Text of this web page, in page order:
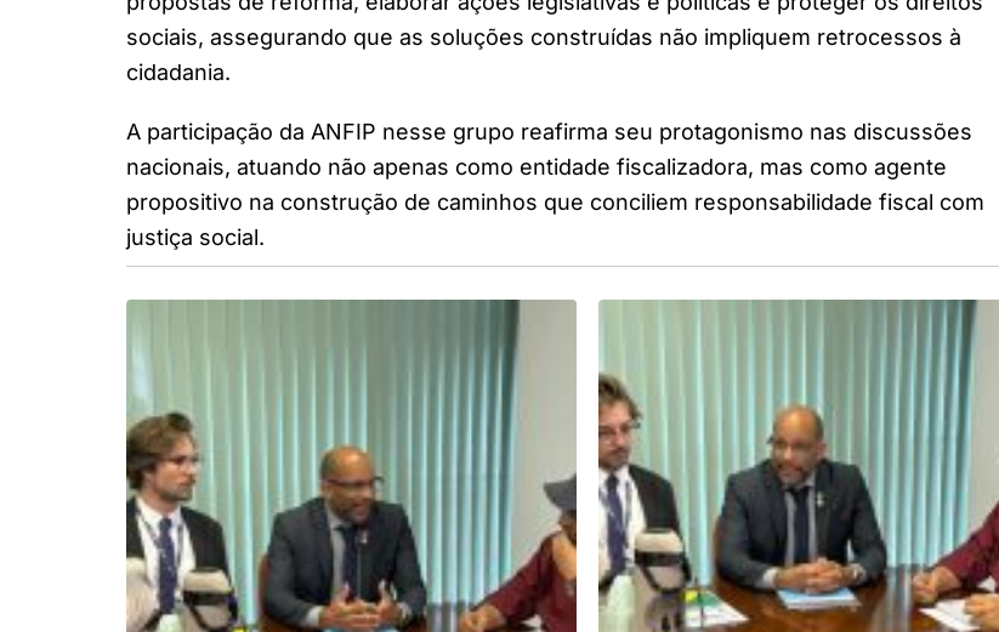
sociais, assegurando que as soluções construídas não impliquem retrocessos à
cidadania.
A participação da ANFIP nesse grupo reafirma seu protagonismo nas discussões
nacionais, atuando não apenas como entidade fiscalizadora, mas como agente
propositivo na construção de caminhos que conciliem responsabilidade fiscal com
justiça social.